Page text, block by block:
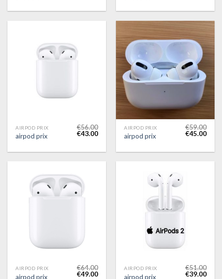
AIRPOD PRIX
airpod prix
€56.00
€43.00
AIRPOD PRIX
airpod prix
€59.00
€45.00
AIRPOD PRIX
airpod prix
€64.00
€49.00
AIRPOD PRIX
airpod prix
€51.00
€39.00